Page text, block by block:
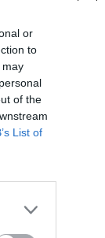
or
to
may
of the
List of